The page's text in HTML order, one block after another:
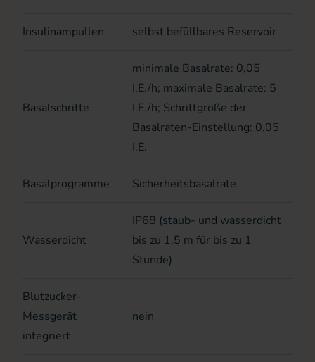
Insulinampullen selbst befüllbares Reservoir
Basalschritte
minimale Basalrate: 0,05
I.E./h; maximale Basalrate: 5
I.E./h; Schrittgröße der
Basalraten-Einstellung: 0,05
I.E.
Basalprogramme Sicherheitsbasalrate
Wasserdicht
IP68 (staub- und wasserdicht
bis zu 1,5 m für bis zu 1
Stunde)
Blutzucker-
Messgerät
integriert
nein